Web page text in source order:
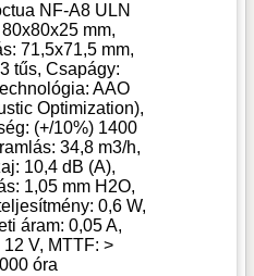
NF-A8 ULN
mm,
71,5x71,5 mm,
tűs, Csapágy:
AAO
Optimization),
(+/10%) 1400
34,8 m3/h,
10,4 dB (A),
1,05 mm H2O,
0,6 W,
áram: 0,05 A,
V, MTTF: >
óra